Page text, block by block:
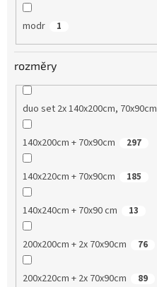
modr 1
rozměry
duo set 2x 140x200cm, 70x90cm
140x200cm + 70x90cm 297
140x220cm + 70x90cm 185
140x240cm + 70x90 cm 13
200x200cm + 2x 70x90cm 76
200x220cm + 2x 70x90cm 89